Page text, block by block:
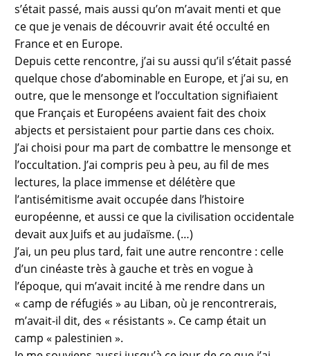
s’était passé, mais aussi qu’on m’avait menti et que
ce que je venais de découvrir avait été occulté en
France et en Europe.
Depuis cette rencontre, j’ai su aussi qu’il s’était passé
quelque chose d’abominable en Europe, et j’ai su, en
outre, que le mensonge et l’occultation signifiaient
que Français et Européens avaient fait des choix
abjects et persistaient pour partie dans ces choix.
J’ai choisi pour ma part de combattre le mensonge et
l’occultation. J’ai compris peu à peu, au fil de mes
lectures, la place immense et délétère que
l’antisémitisme avait occupée dans l’histoire
européenne, et aussi ce que la civilisation occidentale
devait aux Juifs et au judaïsme. (…)
J’ai, un peu plus tard, fait une autre rencontre : celle
d’un cinéaste très à gauche et très en vogue à
l’époque, qui m’avait incité à me rendre dans un
« camp de réfugiés » au Liban, où je rencontrerais,
m’avait-il dit, des « résistants ». Ce camp était un
camp « palestinien ».